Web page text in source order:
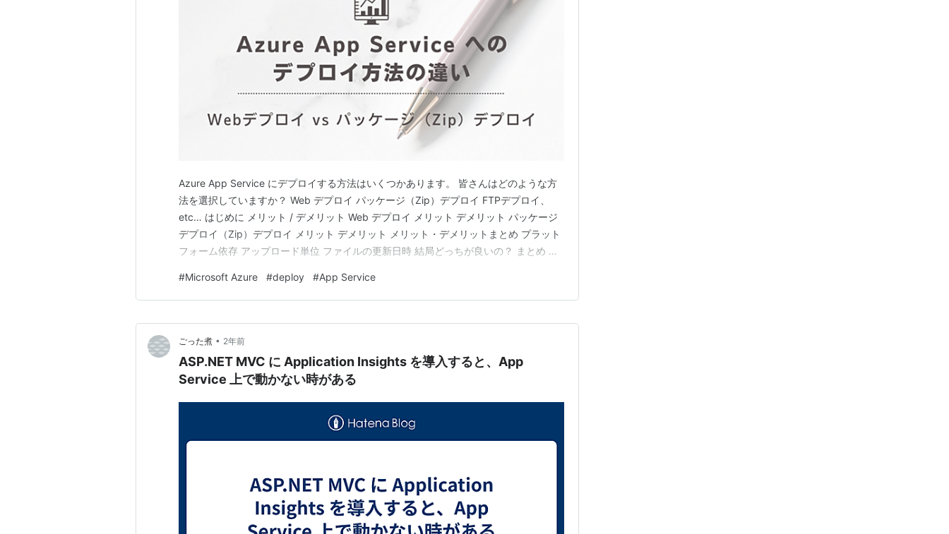
Azure App Service にデプロイする方法はいくつかあります。 皆さんはどのような方
法を選択していますか？ Web デプロイ パッケージ（Zip）デプロイ FTPデプロイ、
etc… はじめに メリット / デメリット Web デプロイ メリット デメリット パッケージ
デプロイ（Zip）デプロイ メリット デメリット メリット・デメリットまとめ プラット
フォーム依存 アップロード単位 ファイルの更新日時 結局どっちが良いの？ まとめ お
親和性が高い Web デプロイまたはパッケージデプロイ…
#Microsoft Azure #deploy #App Service
ごった煮 • 2年前
ASP.NET MVC に Application Insights を導入すると、App
Service 上で動かない時がある